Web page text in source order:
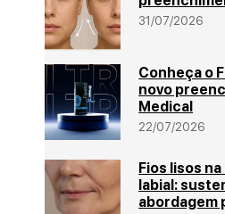
31/07/2026
Conheça o
novo
Medical
22/07/2026
Fios lisos
labial:
abordagem